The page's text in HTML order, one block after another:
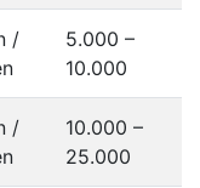
/
5.000 –
10.000
/
10.000 –
25.000